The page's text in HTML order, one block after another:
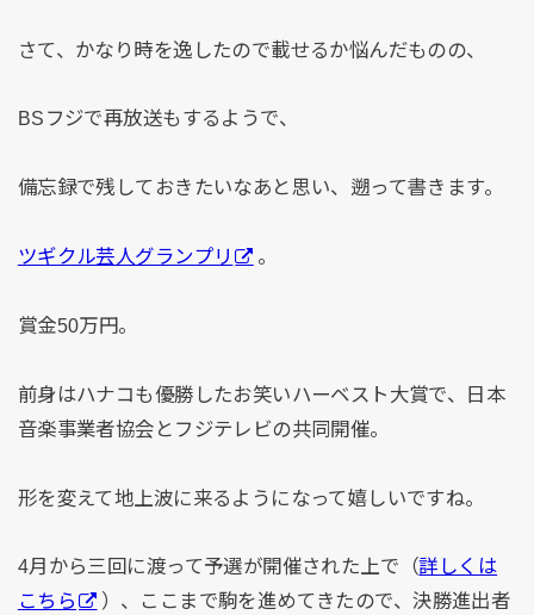
さて、かなり時を逸したので載せるか悩んだものの、
BSフジで再放送もするようで、
備忘録で残しておきたいなあと思い、遡って書きます。
ツギクル芸人グランプリ 。
賞金50万円。
前身はハナコも優勝したお笑いハーベスト大賞で、日本
音楽事業者協会とフジテレビの共同開催。
形を変えて地上波に来るようになって嬉しいですね。
4月から三回に渡って予選が開催された上で（詳しくは
こちら
）、ここまで駒を進めてきたので、決勝進出者